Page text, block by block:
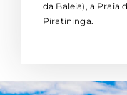
da Baleia), a Praia
Piratininga.